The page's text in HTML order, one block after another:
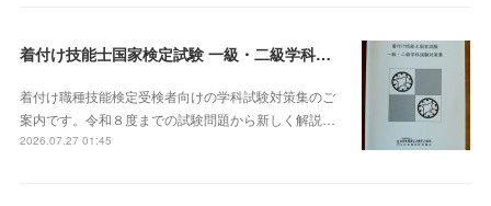
着付け技能士国家検定試験 一級・二級学科試験対策集 販売
着付け職種技能検定受検者向けの学科試験対策集のご
案内です。令和８度までの試験問題から新しく解説…
2026.07.27 01:45